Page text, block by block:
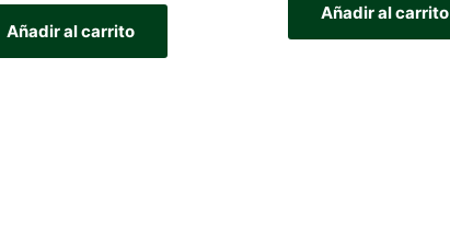
Añadir al carrito
Añadir al carrito